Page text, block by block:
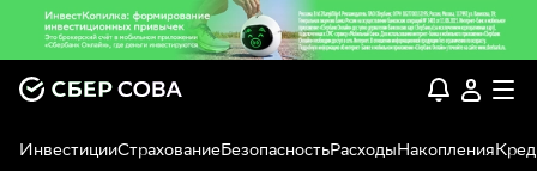
ИнвестицииСтрахованиеБезопасностьРасходыНакопления